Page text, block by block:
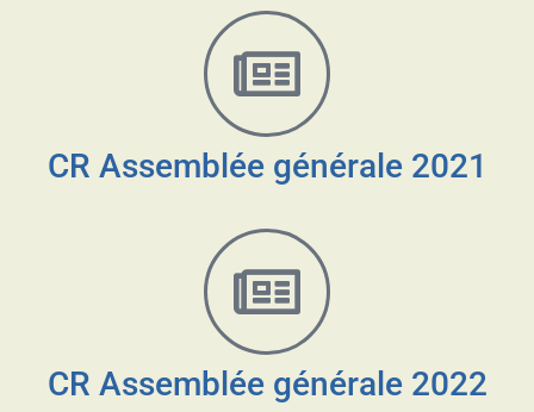
CR Assemblée générale 2021
CR Assemblée générale 2022